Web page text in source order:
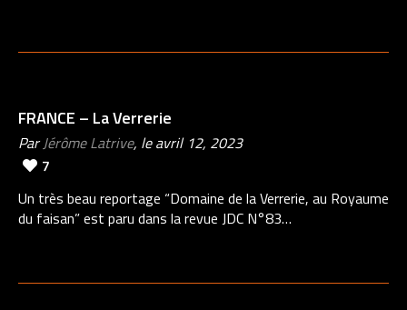
FRANCE – La Verrerie
ParJérôme Latrive, le avril 12, 2023
7
Un très beau reportage “Domaine de la Verrerie, au Royaume
du faisan” est paru dans la revue JDC N°83…